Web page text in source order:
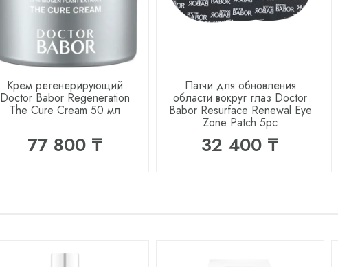
Крем регенерирующий
Doctor Babor Regeneration
The Cure Cream 50 мл
77 800 ₸
Патчи для обновления
области вокруг глаз Doctor
Babor Resurface Renewal Eye
Zone Patch 5pc
32 400 ₸